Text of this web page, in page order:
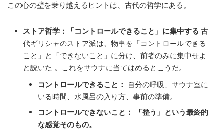
この心の壁を乗り越えるヒントは、古代の哲学にある。
ストア哲学：「コントロールできること」に集中する 古
代ギリシャのストア派は、物事を「コントロールできる
こと」と「できないこと」に分け、前者のみに集中せよ
と説いた 。これをサウナに当てはめるとこうだ。
コントロールできること：
自分の呼吸、サウナ室に
いる時間、水風呂の入り方、事前の準備。
コントロールできないこと：
「整う」という最終的
な感覚そのもの。